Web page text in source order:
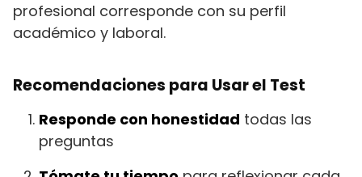
profesional corresponde con su perfil
académico y laboral.
Recomendaciones para Usar el Test
Responde con honestidad todas las
preguntas